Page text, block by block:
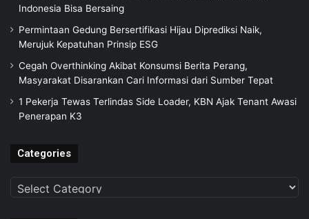
Indonesia Bisa Bersaing
Permintaan Gedung Bersertifikasi Hijau Diprediksi Naik,
Merujuk Kepatuhan Prinsip ESG
Cegah Overthinking Akibat Konsumsi Berita Perang,
Masyarakat Disarankan Cari Informasi dari Sumber Tepat
1 Pekerja Tewas Terlindas Side Loader, KBN Ajak Tenant Awasi
Penerapan K3
Categories
Categories